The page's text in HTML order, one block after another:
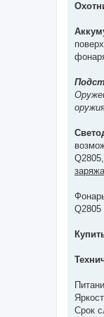
н
Срок